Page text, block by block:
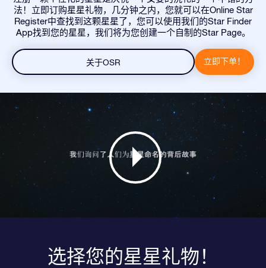
法！立即订购星星礼物，几分钟之内，您就可以在Online Star
Register中查找到这颗星星了，您可以使用我们的Star Finder
App找到您的星星，我们将为您创建一个自制的Star Page。
关于OSR 立即下单！
选择您的星星礼物！